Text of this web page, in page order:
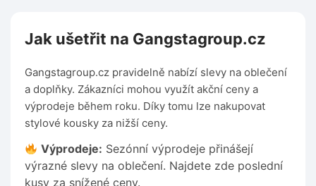
Jak ušetřit na Gangstagroup.cz
Gangstagroup.cz pravidelně nabízí slevy na oblečení
a doplňky. Zákazníci mohou využít akční ceny a
výprodeje během roku. Díky tomu lze nakupovat
stylové kousky za nižší ceny.
Výprodeje: Sezónní výprodeje přinášejí
výrazné slevy na oblečení. Najdete zde poslední
kusy za snížené ceny.